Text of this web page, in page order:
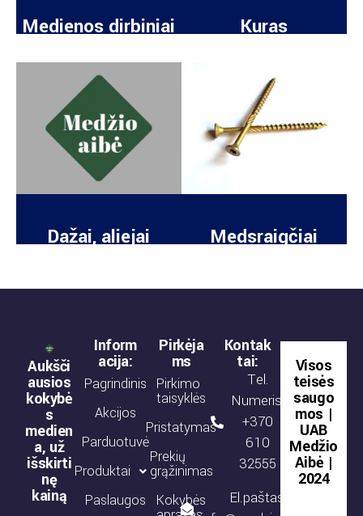
Medienos dirbiniai Kuras
Dažai, aliejai Medsraigčiai
Aukšči
ausios
kokybė
s
medien
a, už
išskirti
nę
kainą
Inform
acija:
Pagrindinis
Akcijos
Parduotuvė
Produktai
Paslaugos
Pirkėja
ms
Pirkimo
taisyklės
Pristatymas
Prekių
grąžinimas
Kokybės
Kontak
tai:
Tel.
Numeris:
+370
610
32555
El.paštas:
Visos
teisės
saugo
mos |
UAB
Medžio
Aibė |
2024